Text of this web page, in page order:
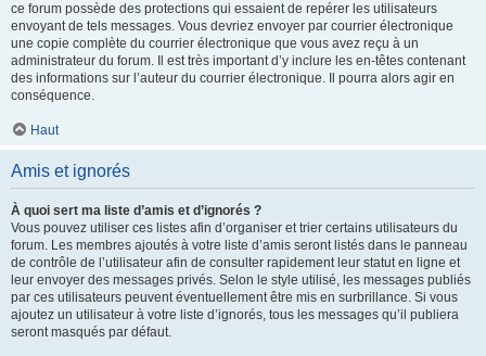
ce forum possède des protections qui essaient de repérer les utilisateurs
envoyant de tels messages. Vous devriez envoyer par courrier électronique
une copie complète du courrier électronique que vous avez reçu à un
administrateur du forum. Il est très important d’y inclure les en-têtes contenant
des informations sur l’auteur du courrier électronique. Il pourra alors agir en
conséquence.
Haut
Amis et ignorés
À quoi sert ma liste d’amis et d’ignorés ?
Vous pouvez utiliser ces listes afin d’organiser et trier certains utilisateurs du
forum. Les membres ajoutés à votre liste d’amis seront listés dans le panneau
de contrôle de l’utilisateur afin de consulter rapidement leur statut en ligne et
leur envoyer des messages privés. Selon le style utilisé, les messages publiés
par ces utilisateurs peuvent éventuellement être mis en surbrillance. Si vous
ajoutez un utilisateur à votre liste d’ignorés, tous les messages qu’il publiera
seront masqués par défaut.